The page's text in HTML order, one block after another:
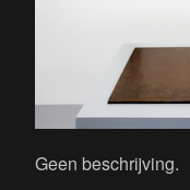
Geen beschrijving.